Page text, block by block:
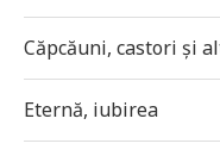
Căpcăuni, castori și
Eternă, iubirea